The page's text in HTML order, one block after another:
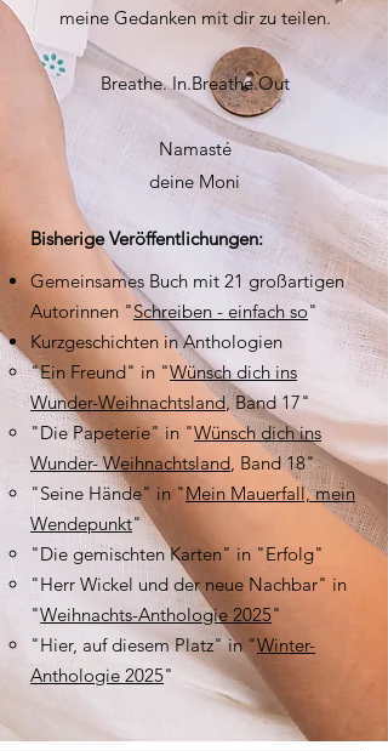
meine Gedanken mit dir zu teilen.
Breathe. In.Breathe.Out
Namasté
deine Moni
Bisherige Veröffentlichungen:
Gemeinsames Buch mit 21 großartigen
Autorinnen "Schreiben - einfach so"
Kurzgeschichten in Anthologien
"Ein Freund" in "Wünsch dich ins
Wunder-Weihnachtsland, Band 17"
"Die Papeterie" in "Wünsch dich ins
Wunder- Weihnachtsland , Band 18"
"Seine Hände" in "Mein Mauerfall, mein
Wendepunkt"
"Die gemischten Karten" in "Erfolg"
"Herr Wickel und der neue Nachbar" in
"Weihnachts-Anthologie 2025"
"Hier, auf diesem Platz" in "Winter-
Anthologie 2025"